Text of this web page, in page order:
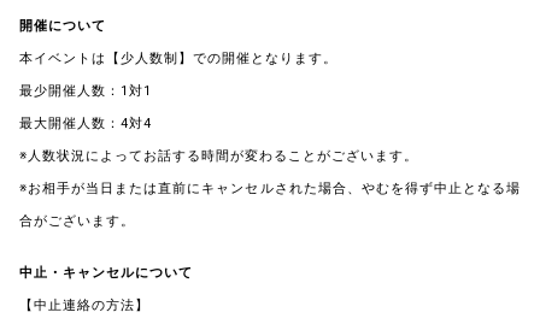
開催について
本イベントは【少人数制】での開催となります。
最少開催人数：1対1
最大開催人数：4対4
※人数状況によってお話する時間が変わることがございます。
※お相手が当日または直前にキャンセルされた場合、やむを得ず中止となる場
合がございます。
中止・キャンセルについて
【中止連絡の方法】